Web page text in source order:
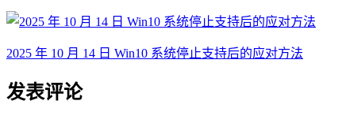
2025 年 10 月 14 日 Win10 系统停止支持后的应对方法
发表评论